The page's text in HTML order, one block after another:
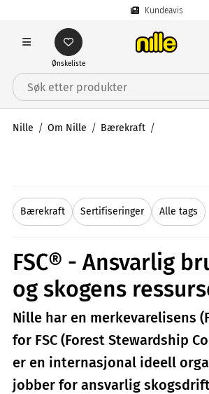
Kundeavis
Ønskeliste
Nille Om Nille Bærekraft
Bærekraft Sertifiseringer Alle tags
FSC® - Ansvarlig
og skogens
Nille har en merkevarelisens
for FSC (Forest Stewardship
er en internasjonal ideell
jobber for ansvarlig